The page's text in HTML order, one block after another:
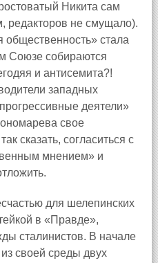
Никита сам
редакторов не смущало).
общественность» стала
Союзе собираются
и антисемита?!
западных
деятели»
свое
сказать, согласиться с
мнением» и
для шелепинских
в «Правде»,
сталинистов. В начале
своей среды двух